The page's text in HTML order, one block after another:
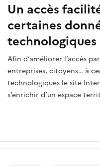
Un accès
certaines
technologiques
Afin d’améliorer l’accès
entreprises, citoyens… à
technologiques le site
s’enrichir d’un espace